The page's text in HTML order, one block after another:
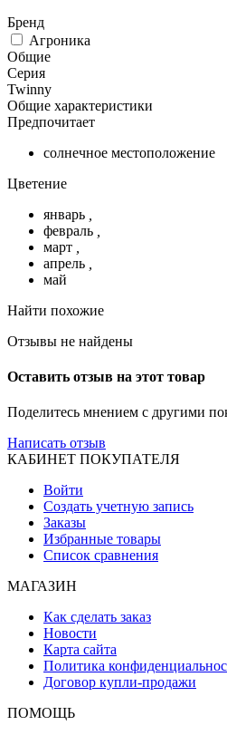
Бренд
Агроника
Общие
Серия
Twinny
Общие характеристики
Предпочитает
солнечное местоположение
Цветение
январь
февраль
март
апрель
май
Найти похожие
Отзывы не найдены
Оставить отзыв на этот товар
Поделитесь мнением с другими
Написать отзыв
КАБИНЕТ ПОКУПАТЕЛЯ
Войти
Создать учетную запись
Заказы
Избранные товары
Список сравнения
МАГАЗИН
Как сделать заказ
Новости
Карта сайта
Политика
Договор купли-продажи
ПОМОЩЬ